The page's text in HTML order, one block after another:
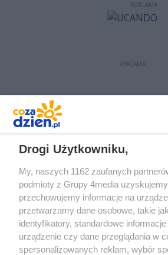
REKLAMA
REKLAMA
Drogi Użytkowniku,
My, naszych 1162 zaufanych
podmioty z Grupy 4media
przechowujemy informacje na
przetwarzamy dane osobowe, takie
identyfikatory, standardowe
urządzenie czy dane przeglądania w
spersonalizowanych reklam, wybór